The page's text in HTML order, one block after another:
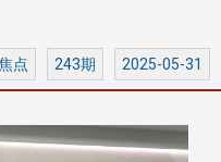
点 243期 2025-05-31